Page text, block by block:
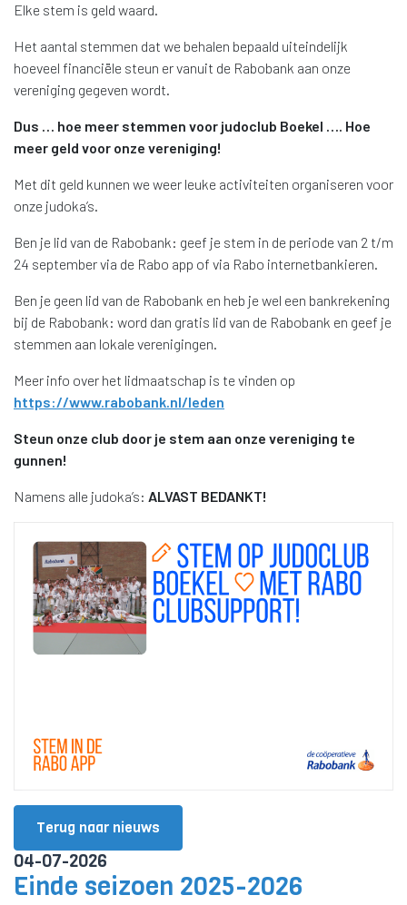
Elke stem is geld waard.
Het aantal stemmen dat we behalen bepaald uiteindelijk
hoeveel financiële steun er vanuit de Rabobank aan onze
vereniging gegeven wordt.
Dus … hoe meer stemmen voor judoclub Boekel …. Hoe
meer geld voor onze vereniging!
Met dit geld kunnen we weer leuke activiteiten organiseren voor
onze judoka’s.
Ben je lid van de Rabobank: geef je stem in de periode van 2 t/m
24 september via de Rabo app of via Rabo internetbankieren.
Ben je geen lid van de Rabobank en heb je wel een bankrekening
bij de Rabobank: word dan gratis lid van de Rabobank en geef je
stemmen aan lokale verenigingen.
Meer info over het lidmaatschap is te vinden op
https://www.rabobank.nl/leden
Steun onze club door je stem aan onze vereniging te
gunnen!
Namens alle judoka’s: ALVAST BEDANKT!
Terug naar nieuws
04-07-2026
Einde seizoen 2025-2026